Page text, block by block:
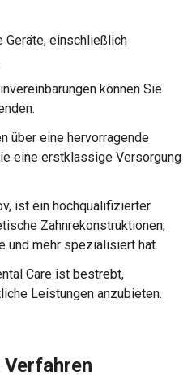
Geräte, einschließlich
können Sie
über eine hervorragende
eine erstklassige Versorgung
ist ein hochqualifizierter
Zahnrekonstruktionen,
und mehr spezialisiert hat.
Care ist bestrebt,
Leistungen anzubieten.